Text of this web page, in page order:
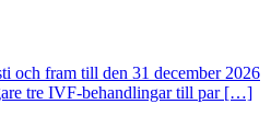
och fram till den 31 december 2026
tre IVF-behandlingar till par […]